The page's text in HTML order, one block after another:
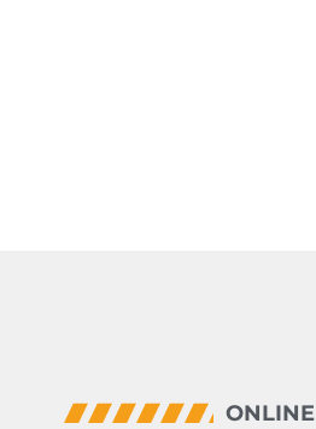
ONLINE